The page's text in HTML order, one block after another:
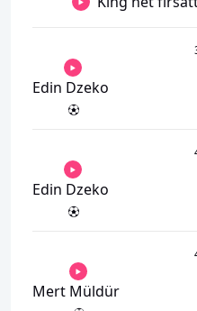
Edin Dzeko
Edin Dzeko
Mert Müldür